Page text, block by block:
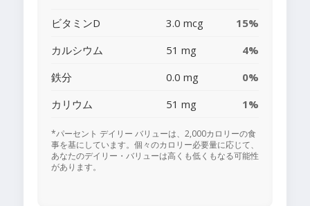
ビタミンD 3.0 mcg
15%
カルシウム
51 mg
4%
鉄分
0.0 mg
0%
カリウム
51 mg 1%
*パーセント デイリー バリューは、2,000カロリーの食
事を基にしています。個々のカロリー必要量に応じて、
あなたのデイリー・バリューは高くも低くもなる可能性
があります。